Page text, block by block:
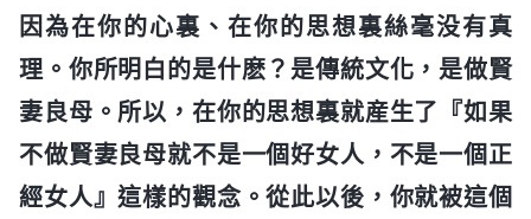
因為在你的心裏、在你的思想裏絲毫没有真
理。你所明白的是什麽？是傳統文化，是做賢
妻良母。所以，在你的思想裏就産生了『如果
不做賢妻良母就不是一個好女人，不是一個正
經女人』這樣的觀念。從此以後，你就被這個